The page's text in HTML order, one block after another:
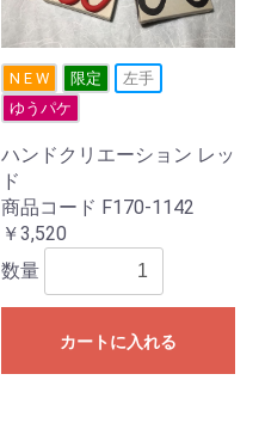
N E W 限定
左手
ゆうパケ
ハンドクリエーション レッ
ド
商品コード F170-1142
￥3,520
数量
カートに入れる